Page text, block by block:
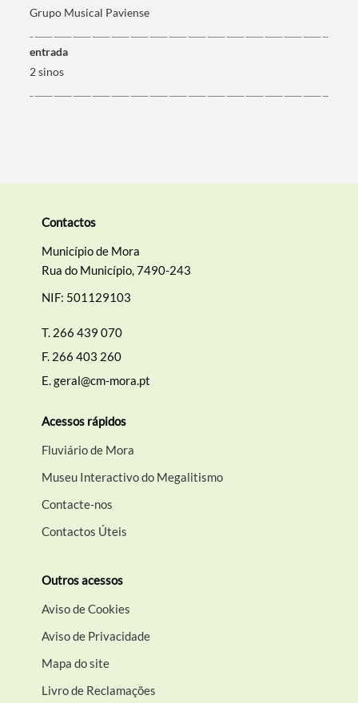
Filtros
Grupo Musical Paviense
entrada
2 sinos
Contactos
Município de Mora
Rua do Município, 7490-243
NIF: 501129103
T. 266 439 070
F. 266 403 260
E.geral@cm-mora.pt
Acessos rápidos
Fluviário de Mora
Museu Interactivo do Megalitismo
Contacte-nos
Contactos Úteis
Outros acessos
Aviso de Cookies
Aviso de Privacidade
Mapa do site
Livro de Reclamações